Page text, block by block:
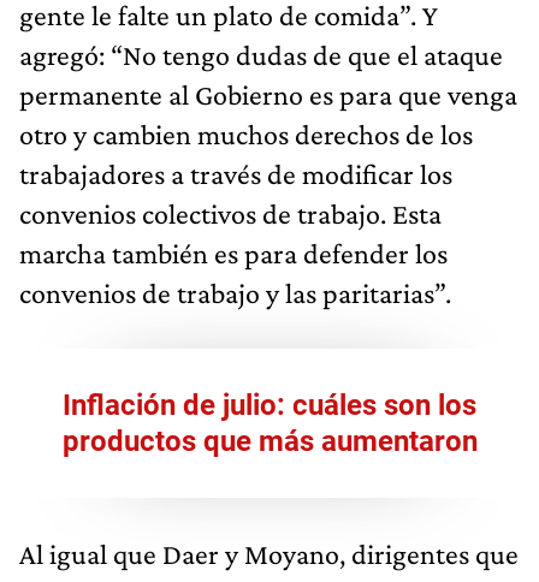
gente le falte un plato de comida”. Y
agregó: “No tengo dudas de que el ataque
permanente al Gobierno es para que venga
otro y cambien muchos derechos de los
trabajadores a través de modificar los
convenios colectivos de trabajo. Esta
marcha también es para defender los
convenios de trabajo y las paritarias”.
Inflación de julio: cuáles son los
productos que más aumentaron
Al igual que Daer y Moyano, dirigentes que